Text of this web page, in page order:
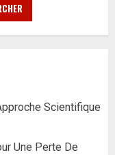
Scientifique
Une Perte De